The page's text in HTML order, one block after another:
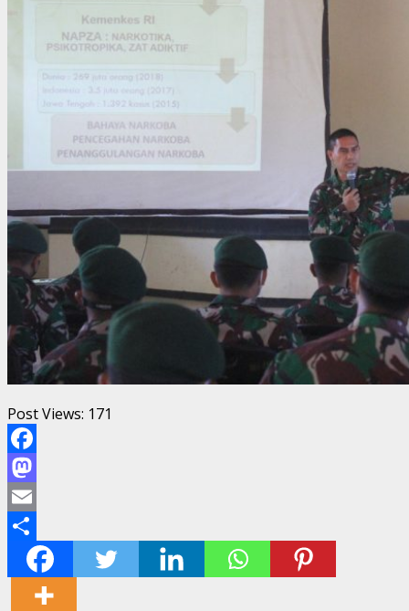
Post Views: 171
Facebook
Mastodon
Email
Share